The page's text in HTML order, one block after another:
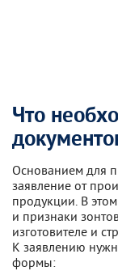
Что
Основанием для
заявление от
продукции. В
и признаки
изготовителе и
К заявлению
формы: